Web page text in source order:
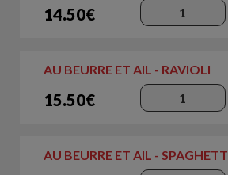
14.50€
AU BEURRE ET AIL - RAVIOLI
15.50€
AU BEURRE ET AIL -